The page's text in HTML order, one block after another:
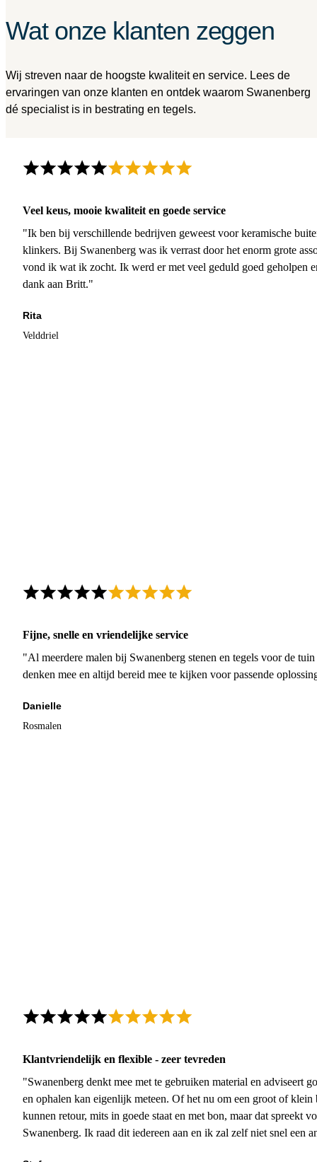
Wat onze klanten zeggen
Wij streven naar de hoogste kwaliteit en service. Lees de
ervaringen van onze klanten en ontdek waarom Swanenberg
dé specialist is in bestrating en tegels.
Veel keus, mooie kwaliteit en goede service
"Ik ben bij verschillende bedrijven geweest voor keramische
klinkers. Bij Swanenberg was ik verrast door het enorm grote
vond ik wat ik zocht. Ik werd er met veel geduld goed geholpen
dank aan Britt."
Rita
Velddriel
Fijne, snelle en vriendelijke service
"Al meerdere malen bij Swanenberg stenen en tegels voor de
denken mee en altijd bereid mee te kijken voor passende
Danielle
Rosmalen
Klantvriendelijk en flexible - zeer tevreden
"Swanenberg denkt mee met te gebruiken material en adviseert
en ophalen kan eigenlijk meteen. Of het nu om een groot of
kunnen retour, mits in goede staat en met bon, maar dat spreekt
Swanenberg. Ik raad dit iedereen aan en ik zal zelf niet snel een